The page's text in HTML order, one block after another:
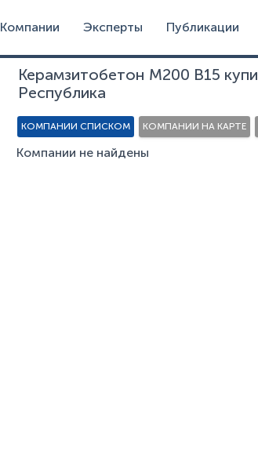
Компании Эксперты Публикации
Керамзитобетон М200 В15
Республика
КОМПАНИИ СПИСКОМ КОМПАНИИ НА КАРТЕ
Компании не найдены